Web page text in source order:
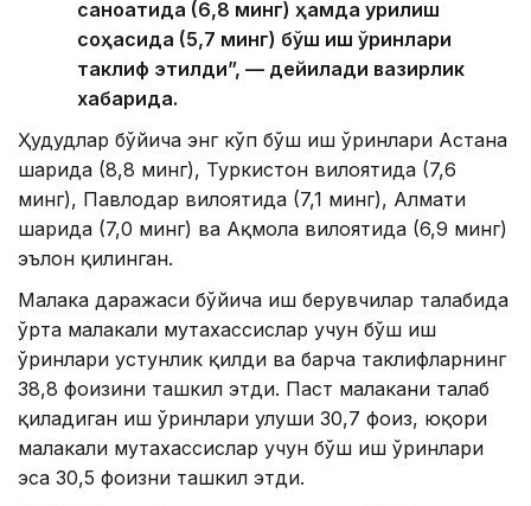
саноатида (6,8 минг) ҳамда қурилиш
соҳасида (5,7 минг) бўш иш ўринлари
таклиф этилди”, — дейилади вазирлик
хабарида.
Ҳудудлар бўйича энг кўп бўш иш ўринлари Астана
шаҳрида (8,8 минг), Туркистон вилоятида (7,6
минг), Павлодар вилоятида (7,1 минг), Алмати
шаҳрида (7,0 минг) ва Ақмола вилоятида (6,9 минг)
эълон қилинган.
Малака даражаси бўйича иш берувчилар талабида
ўрта малакали мутахассислар учун бўш иш
ўринлари устунлик қилди ва барча таклифларнинг
38,8 фоизини ташкил этди. Паст малакани талаб
қиладиган иш ўринлари улуши 30,7 фоиз, юқори
малакали мутахассислар учун бўш иш ўринлари
эса 30,5 фоизни ташкил этди.